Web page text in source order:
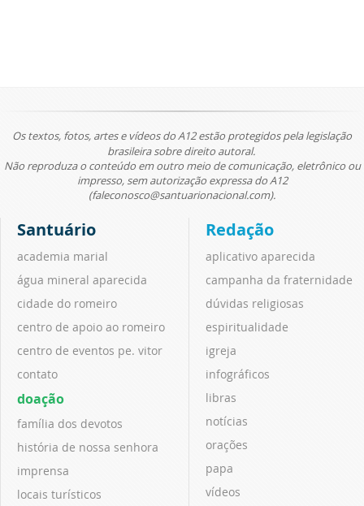
Os textos, fotos, artes e vídeos do A12 estão protegidos pela legislação
brasileira sobre direito autoral.
Não reproduza o conteúdo em outro meio de comunicação, eletrônico ou
impresso, sem autorização expressa do A12
(faleconosco@santuarionacional.com).
Santuário
academia marial
água mineral aparecida
cidade do romeiro
centro de apoio ao romeiro
centro de eventos pe. vitor
contato
doação
família dos devotos
história de nossa senhora
imprensa
locais turísticos
Redação
aplicativo aparecida
campanha da fraternidade
dúvidas religiosas
espiritualidade
igreja
infográficos
libras
notícias
orações
papa
vídeos